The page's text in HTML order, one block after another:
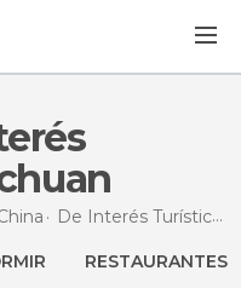
De Interés Turístico en
RESTAURANTES